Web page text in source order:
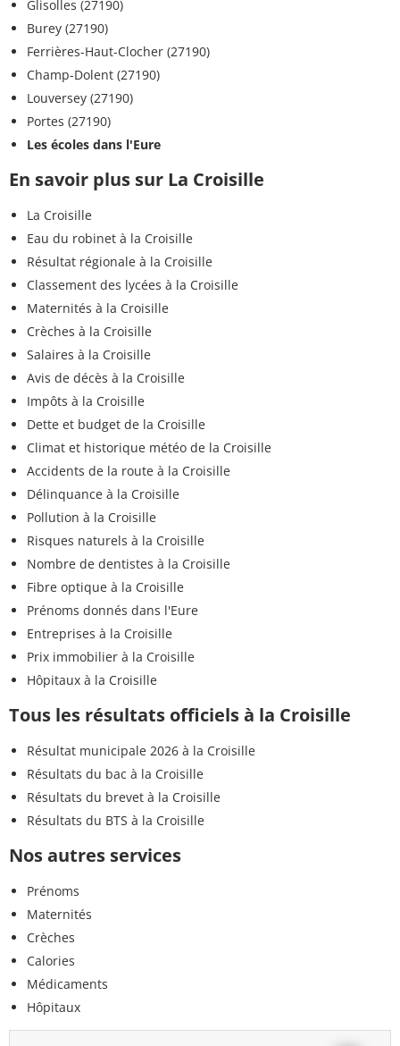
Glisolles (27190)
Burey (27190)
Ferrières-Haut-Clocher (27190)
Champ-Dolent (27190)
Louversey (27190)
Portes (27190)
Les écoles dans l'Eure
En savoir plus sur La Croisille
La Croisille
Eau du robinet à la Croisille
Résultat régionale à la Croisille
Classement des lycées à la Croisille
Maternités à la Croisille
Crèches à la Croisille
Salaires à la Croisille
Avis de décès à la Croisille
Impôts à la Croisille
Dette et budget de la Croisille
Climat et historique météo de la Croisille
Accidents de la route à la Croisille
Délinquance à la Croisille
Pollution à la Croisille
Risques naturels à la Croisille
Nombre de dentistes à la Croisille
Fibre optique à la Croisille
Prénoms donnés dans l'Eure
Entreprises à la Croisille
Prix immobilier à la Croisille
Hôpitaux à la Croisille
Tous les résultats officiels à la Croisille
Résultat municipale 2026 à la Croisille
Résultats du bac à la Croisille
Résultats du brevet à la Croisille
Résultats du BTS à la Croisille
Nos autres services
Prénoms
Maternités
Crèches
Calories
Médicaments
Hôpitaux